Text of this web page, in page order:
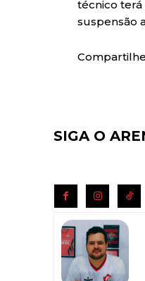
técnico
suspensão
Compartilhe
SIGA O